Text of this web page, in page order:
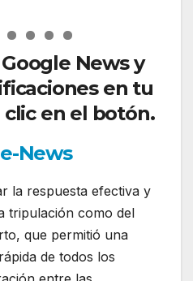
News y
en tu
en el botón.
la respuesta efectiva y
tripulación como del
que permitió una
de todos los